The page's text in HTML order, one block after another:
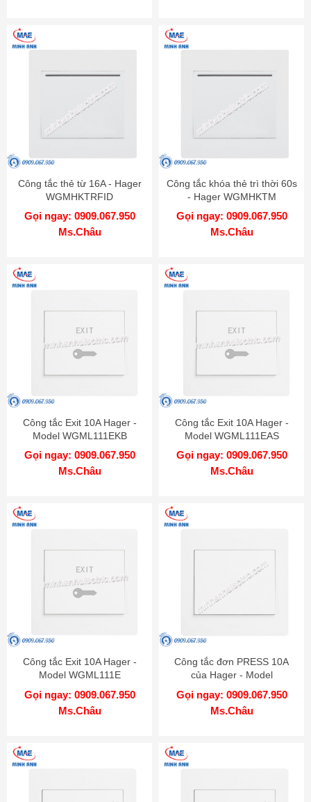
Công tắc thẻ từ 16A - Hager
WGMHKTRFID
Gọi ngay: 0909.067.950
Ms.Châu
Công tắc khóa thẻ trì thời 60s
- Hager WGMHKTM
Gọi ngay: 0909.067.950
Ms.Châu
Công tắc Exit 10A Hager -
Model WGML111EKB
Gọi ngay: 0909.067.950
Ms.Châu
Công tắc Exit 10A Hager -
Model WGML111EAS
Gọi ngay: 0909.067.950
Ms.Châu
Công tắc Exit 10A Hager -
Model WGML111E
Gọi ngay: 0909.067.950
Ms.Châu
Công tắc đơn PRESS 10A
của Hager - Model
WGML111PKB
Gọi ngay: 0909.067.950
Ms.Châu